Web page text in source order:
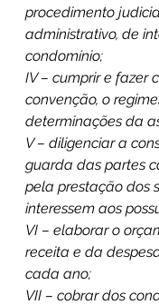
procedimento
administrativo, de
condomínio;
IV – cumprir e fazer
convenção, o
determinações da
V – diligenciar a
guarda das partes
pela prestação dos
interessem aos
VI – elaborar o
receita e da
cada ano;
VII – cobrar dos